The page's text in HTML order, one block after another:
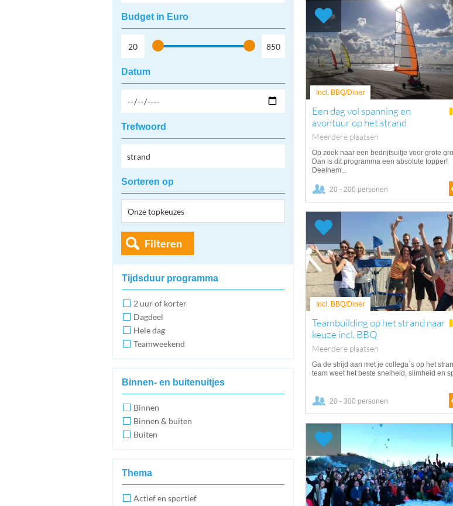
Budget in Euro
Datum
Trefwoord
Sorteren op
Filteren
Tijdsduur programma
2 uur of korter
Dagdeel
Hele dag
Teamweekend
Binnen- en buitenuitjes
Binnen
Binnen & buiten
Buiten
Thema
Actief en sportief
Incl. BBQ/Diner
Een dag vol spanning en
avontuur op het strand
Meerdere plaatsen
Op zoek naar een bedrijfsuitje voor grote
Dan is dit programma een absolute topper!
Deelnem...
20 - 200 personen
Incl. BBQ/Diner
Teambuilding op het strand naar
keuze incl. BBQ
Meerdere plaatsen
Ga de strijd aan met je collega`s op het
team weet het beste snelheid, slimheid en
20 - 300 personen